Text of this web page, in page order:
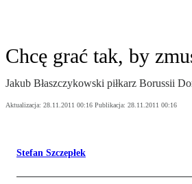
Chcę grać tak, by
Jakub Błaszczykowski piłkarz Borussii
Aktualizacja: 28.11.2011 00:16 Publikacja: 28.11.2011 00:16
Stefan Szczepłek